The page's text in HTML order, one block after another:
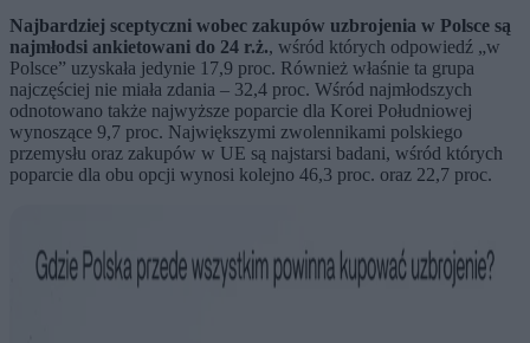
Najbardziej sceptyczni wobec zakupów uzbrojenia w Polsce są
najmłodsi ankietowani do 24 r.ż., wśród których odpowiedź „w
Polsce” uzyskała jedynie 17,9 proc. Również właśnie ta grupa
najczęściej nie miała zdania – 32,4 proc. Wśród najmłodszych
odnotowano także najwyższe poparcie dla Korei Południowej
wynoszące 9,7 proc. Największymi zwolennikami polskiego
przemysłu oraz zakupów w UE są najstarsi badani, wśród których
poparcie dla obu opcji wynosi kolejno 46,3 proc. oraz 22,7 proc.